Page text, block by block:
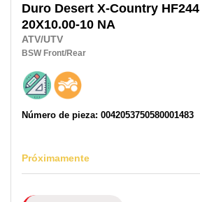
Duro Desert X-Country HF244
20X10.00-10 NA
ATV/UTV
BSW Front/Rear
Número de pieza: 0042053750580001483
Próximamente